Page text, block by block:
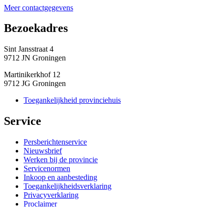
Meer contactgegevens
Bezoekadres
Sint Jansstraat 4
9712 JN Groningen
Martinikerkhof 12
9712 JG Groningen
Toegankelijkheid provinciehuis
Service
Persberichtenservice
Nieuwsbrief
Werken bij de provincie
Servicenormen
Inkoop en aanbesteding
Toegankelijkheidsverklaring
Privacyverklaring
Proclaimer